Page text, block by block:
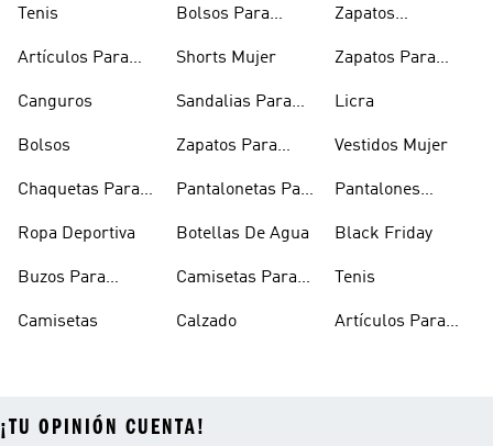
Tenis
Artículos Para
Canguros
Bolsos
Chaquetas Para
Ropa Deportiva
Buzos Para
Camisetas
Bolsos Para
Shorts Mujer
Sandalias Para
Zapatos Para
Pantalonetas Para
Botellas De Agua
Camisetas Para
Calzado
Zapatos
Zapatos Para
Licra
Vestidos Mujer
Pantalones
Black Friday
Tenis
Artículos Para
¡TU OPINIÓN CUENTA!